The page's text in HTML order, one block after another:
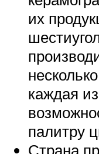
их
каждая
палитру
Страна